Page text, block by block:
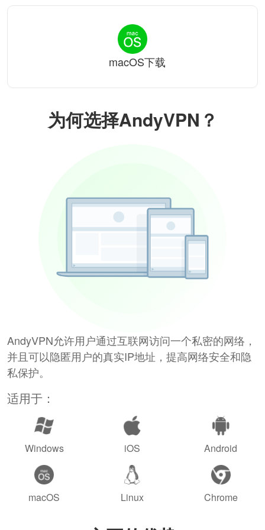
为何选择AndyVPN？
AndyVPN允许用户通过互联网访问一个私密的网络，
并且可以隐匿用户的真实IP地址，提高网络安全和隐
私保护。
适用于：
Windows iOS Android
macOS Linux Chrome
macOS下载